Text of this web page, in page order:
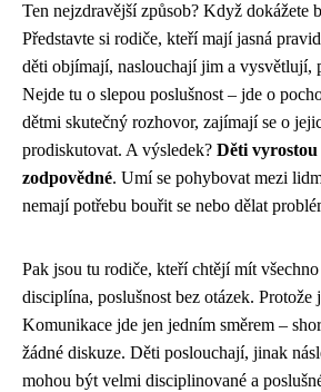
Ten nejzdravější způsob? Když dokážete
Představte si rodiče, kteří mají jasná
děti objímají, naslouchají jim a
Nejde tu o slepou poslušnost – jde o
dětmi skutečný rozhovor, zajímají se o
prodiskutovat. A výsledek? Děti vyrostou
zodpovědné. Umí se pohybovat mezi
nemají potřebu bouřit se nebo dělat
Pak jsou tu rodiče, kteří chtějí mít
disciplína, poslušnost bez otázek.
Komunikace jde jen jedním směrem –
žádné diskuze. Děti poslouchají, jinak
mohou být velmi disciplinované a